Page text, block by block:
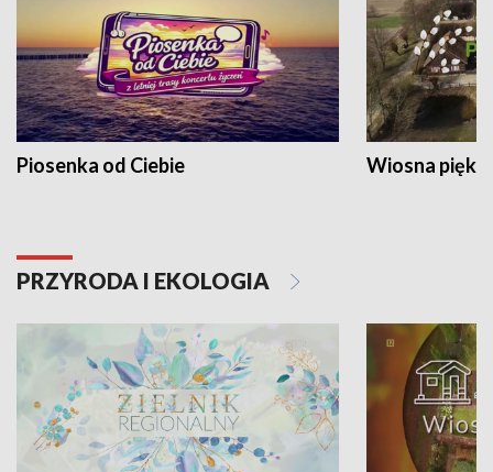
Piosenka od Ciebie Wiosna
PRZYRODA I EKOLOGIA